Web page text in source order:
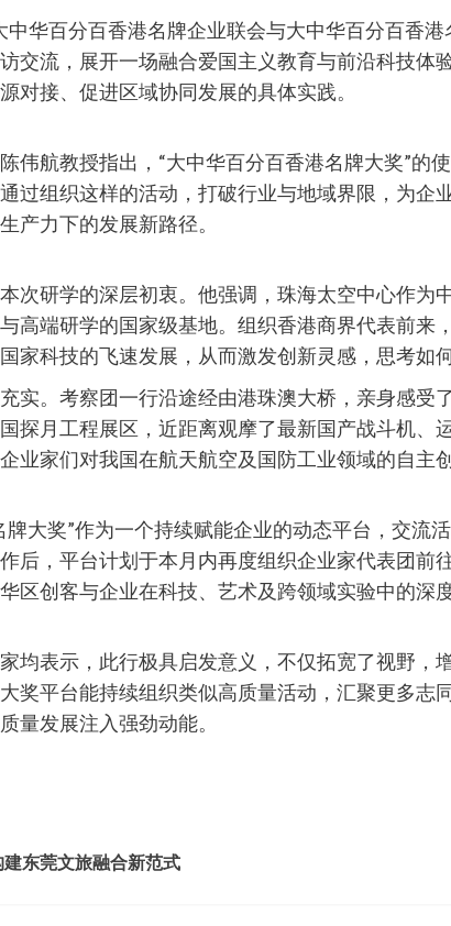
中华百分百香港名牌企业联会与大中华百分百香
交流，展开一场融合爱国主义教育与前沿科技
对接、促进区域协同发展的具体实践。
伟航教授指出，“大中华百分百香港名牌大奖”
过组织这样的活动，打破行业与地域界限，为
产力下的发展新路径。
次研学的深层初衷。他强调，珠海太空中心作
高端研学的国家级基地。组织香港商界代表前
家科技的飞速发展，从而激发创新灵感，思考如
实。考察团一行沿途经由港珠澳大桥，亲身感
国探月工程展区，近距离观摩了最新国产战斗机
业家们对我国在航天航空及国防工业领域的自主
牌大奖”作为一个持续赋能企业的动态平台，交
后，平台计划于本月内再度组织企业家代表团
区创客与企业在科技、艺术及跨领域实验中的深
均表示，此行极具启发意义，不仅拓宽了视野
奖平台能持续组织类似高质量活动，汇聚更多
量发展注入强劲动能。
东莞文旅融合新范式